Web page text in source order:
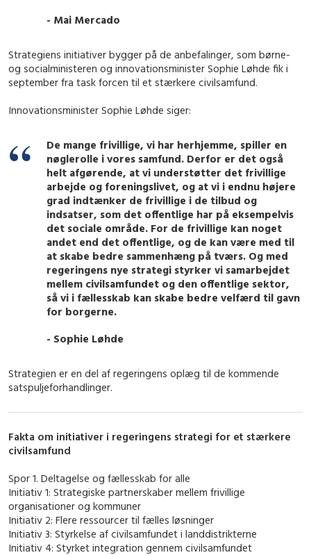
- Mai Mercado
Strategiens initiativer bygger på de anbefalinger, som børne-
og socialministeren og innovationsminister Sophie Løhde fik i
september fra task forcen til et stærkere civilsamfund.
Innovationsminister Sophie Løhde siger:
De mange frivillige, vi har herhjemme, spiller en
nøglerolle i vores samfund. Derfor er det også
helt afgørende, at vi understøtter det frivillige
arbejde og foreningslivet, og at vi i endnu højere
grad indtænker de frivillige i de tilbud og
indsatser, som det offentlige har på eksempelvis
det sociale område. For de frivillige kan noget
andet end det offentlige, og de kan være med til
at skabe bedre sammenhæng på tværs. Og med
regeringens nye strategi styrker vi samarbejdet
mellem civilsamfundet og den offentlige sektor,
så vi i fællesskab kan skabe bedre velfærd til gavn
for borgerne.
- Sophie Løhde
Strategien er en del af regeringens oplæg til de kommende
satspuljeforhandlinger.
Fakta om initiativer i regeringens strategi for et stærkere
civilsamfund
Spor 1. Deltagelse og fællesskab for alle
Initiativ 1: Strategiske partnerskaber mellem frivillige
organisationer og kommuner
Initiativ 2: Flere ressourcer til fælles løsninger
Initiativ 3: Styrkelse af civilsamfundet i landdistrikterne
Initiativ 4: Styrket integration gennem civilsamfundet